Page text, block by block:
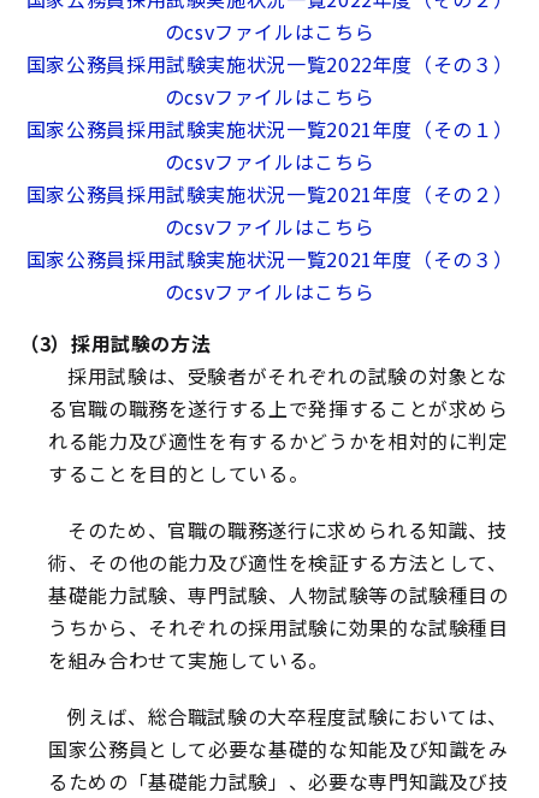
のcsvファイルはこちら
国家公務員採用試験実施状況一覧2022年度（その３）
のcsvファイルはこちら
国家公務員採用試験実施状況一覧2021年度（その１）
のcsvファイルはこちら
国家公務員採用試験実施状況一覧2021年度（その２）
のcsvファイルはこちら
国家公務員採用試験実施状況一覧2021年度（その３）
のcsvファイルはこちら
（3）採用試験の方法
採用試験は、受験者がそれぞれの試験の対象とな
る官職の職務を遂行する上で発揮することが求めら
れる能力及び適性を有するかどうかを相対的に判定
することを目的としている。
そのため、官職の職務遂行に求められる知識、技
術、その他の能力及び適性を検証する方法として、
基礎能力試験、専門試験、人物試験等の試験種目の
うちから、それぞれの採用試験に効果的な試験種目
を組み合わせて実施している。
例えば、総合職試験の大卒程度試験においては、
国家公務員として必要な基礎的な知能及び知識をみ
るための「基礎能力試験」、必要な専門知識及び技